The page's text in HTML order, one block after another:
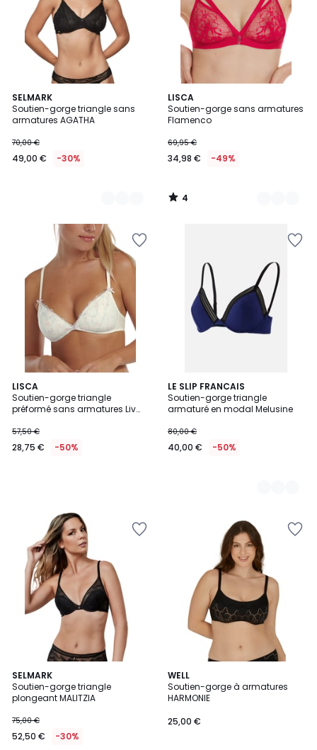
SELMARK
Soutien-gorge triangle sans
armatures AGATHA
70,00 €
49,00 € -30%
4
Couleurs
LISCA
Soutien-gorge sans armatures
Flamenco
69,95 €
34,98 € -49%
4
/
5
2
Couleurs
4
/
LISCA
Soutien-gorge triangle
préformé sans armatures Liv
57,50 €
28,75 € -50%
LE SLIP FRANCAIS
Soutien-gorge triangle
armaturé en modal Melusine
80,00 €
40,00 € -50%
2
Couleurs
SELMARK
Soutien-gorge triangle
plongeant MALITZIA
75,00 €
52,50 € -30%
5
Couleurs
WELL
Soutien-gorge à armatures
HARMONIE
25,00 €